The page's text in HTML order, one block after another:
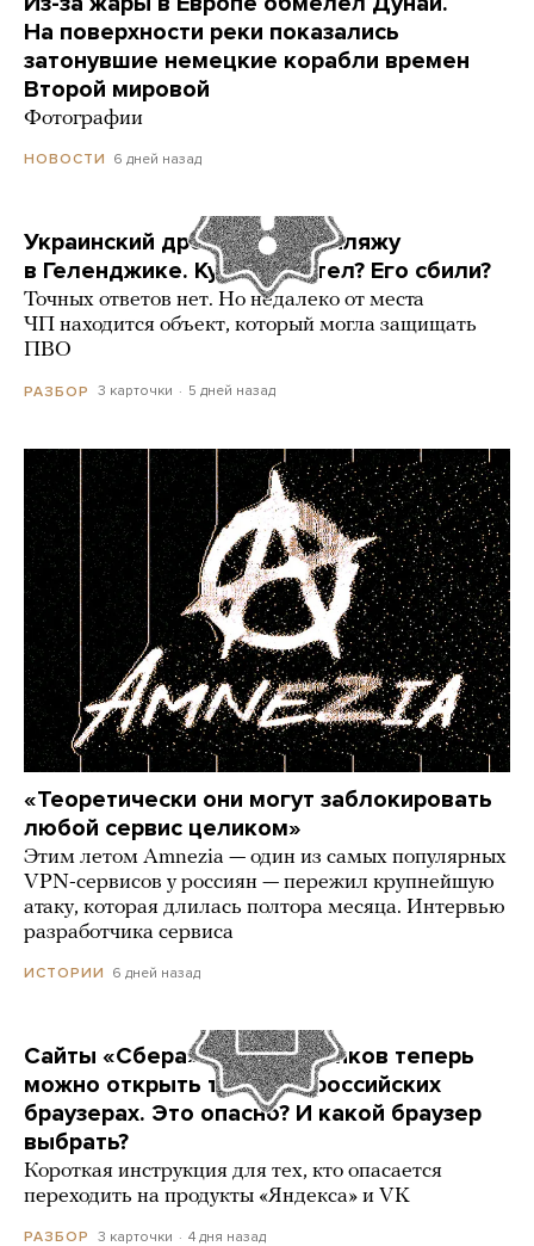
На поверхности реки показались
затонувшие немецкие корабли времен
Второй мировой
Фотографии
НОВОСТИ 6 дней назад
Украинский дрон попал по пляжу
в Геленджике. Куда он летел? Его сбили?
Точных ответов нет. Но недалеко от места
ЧП находится объект, который могла защищать
ПВО
РАЗБОР 3 карточки 5 дней назад
«Теоретически они могут заблокировать
любой сервис целиком»
Этим летом Amnezia — один из самых популярных
VPN-сервисов у россиян — пережил крупнейшую
атаку, которая длилась полтора месяца. Интервью
разработчика сервиса
ИСТОРИИ 6 дней назад
Сайты «Сбера» и других банков теперь
можно открыть только в российских
браузерах. Это опасно? И какой браузер
выбрать?
Короткая инструкция для тех, кто опасается
переходить на продукты «Яндекса» и VK
РАЗБОР 3 карточки 4 дня назад